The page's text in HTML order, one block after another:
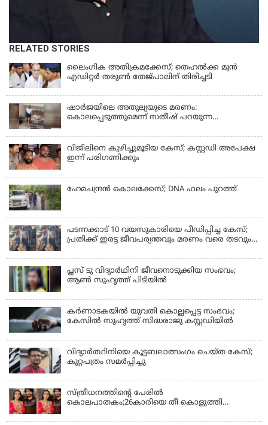
RELATED STORIES
ലൈംഗിക അതിക്രമക്കേസ്; തെഹല്‍ക്ക മുന്‍
എഡിറ്റര്‍ തരുൺ തേജ്പാലിന് തിരിച്ചടി
ഷാർജയിലെ അതുല്യയുടെ മരണം:
കൊലപ്പെടുത്തുമെന്ന് സതീഷ് പറയുന്ന
വിജിലിനെ കുഴിച്ചുമൂടിയ കേസ്; കസ്റ്റഡി അപേക്ഷ
ഇന്ന് പരിഗണിക്കും
ഹേമചന്ദ്രൻ കൊലക്കേസ്; DNA ഫലം പുറത്ത്
പടന്നക്കാട് 10 വയസുകാരിയെ പീഡിപ്പിച്ച കേസ്;
പ്രതിക്ക് ഇരട്ട ജീവപര്യന്തവും മരണം വരെ തടവും
പ്ലസ് ടു വിദ്യാര്‍ഥിനി ജീവനൊടുക്കിയ സംഭവം;
ആണ്‍ സുഹൃത്ത് പിടിയില്‍
കര്‍ണാടകയില്‍ യുവതി കൊല്ലപ്പെട്ട സംഭവം;
കേസില്‍ സുഹൃത്ത് സിദ്ധരാജു കസ്റ്റഡിയില്‍
വിദ്യാർത്ഥിനിയെ കൂട്ടബലാത്സംഗം ചെയ്ത കേസ്;
കുറ്റപത്രം സമര്‍പ്പിച്ചു
സ്ത്രീധനത്തിന്റെ പേരില്‍
കൊലപാതകം;26കാരിയെ തീ കൊളുത്തി